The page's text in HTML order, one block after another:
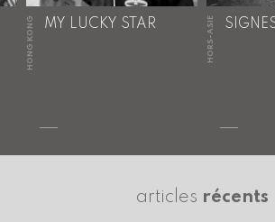
HONG KONG MY LUCKY STAR HORS-ASIE
articles récents